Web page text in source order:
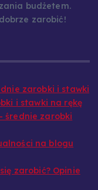
budżetem.
zarobić!
zarobki i stawki
i stawki na rękę
średnie zarobki
na blogu
zarobić? Opinie